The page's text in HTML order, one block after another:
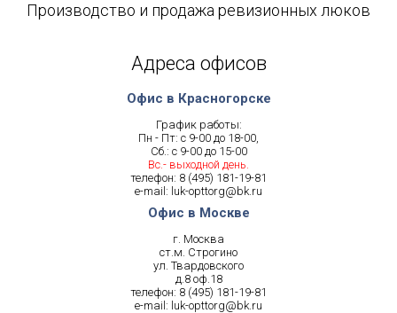
Производство и продажа ревизионных люков
Адреса офисов
Офис в Красногорске
График работы:
Пн - Пт: с 9-00 до 18-00,
Сб.: с 9-00 до 15-00
Вс.- выходной день.
телефон: 8 (495) 181-19-81
e-mail: luk-opttorg@bk.ru
Офис в Москве
г. Москва
ст.м. Строгино
ул. Твардовского
д.8 оф.18
телефон: 8 (495) 181-19-81
e-mail: luk-opttorg@bk.ru